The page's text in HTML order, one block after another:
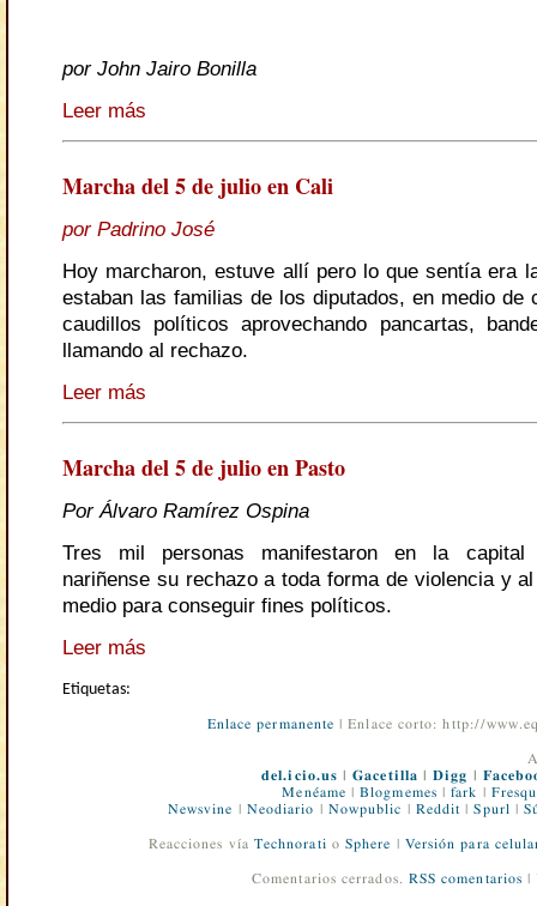
por John Jairo Bonilla
Leer más
Marcha del 5 de julio en Cali
por Padrino José
Hoy marcharon, estuve allí pero lo que sentía era
estaban las familias de los diputados, en medio de
caudillos políticos aprovechando pancartas,
llamando al rechazo.
Leer más
Marcha del 5 de julio en Pasto
Por Álvaro Ramírez Ospina
Tres mil personas manifestaron en la capital
nariñense su rechazo a toda forma de violencia y
medio para conseguir fines políticos.
Leer más
Etiquetas:
Enlace permanente | Enlace corto: http://
del.icio.us |Gacetilla |Digg |
Menéame |Blogmemes |fark |
Newsvine | Neodiario | Nowpublic | Reddit |Spurl |
Reacciones vía Technorati o Sphere | Versión para
Comentarios cerrados. RSS comentarios |